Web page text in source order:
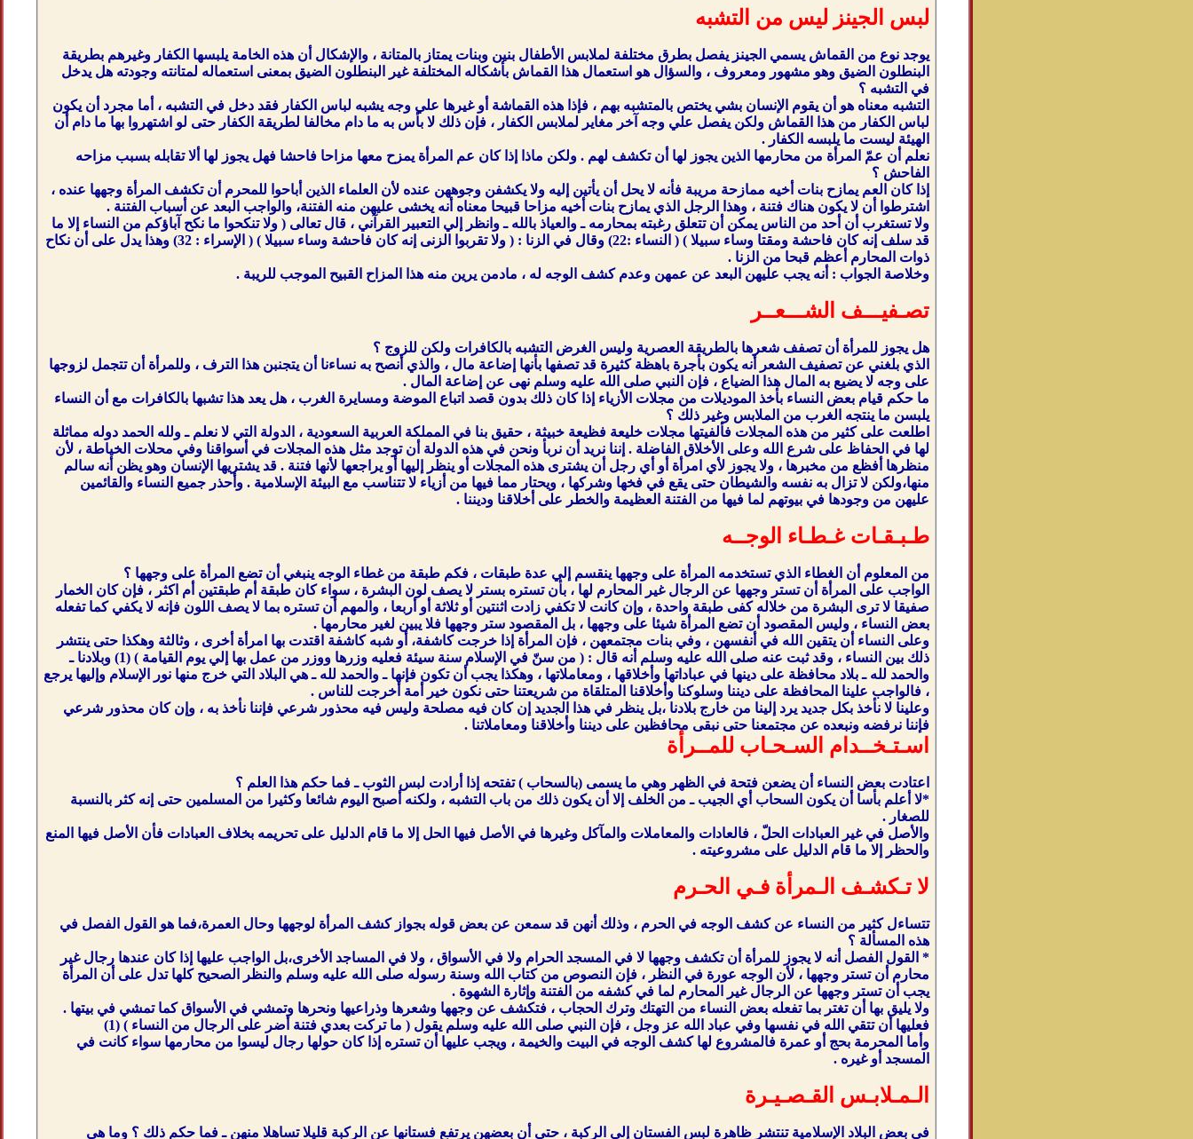
لبس الجينز ليس من التشبه
يوجد نوع من القماش يسمي الجينز يفصل بطرق مختلفة لملابس الأطفال بنين وبنات يمتاز بالمتانة ، والإشكال أن هذه الخامة يلبسها الكفار وغيرهم بطريقة
البنطلون الضيق وهو مشهور ومعروف ، والسؤال هو استعمال هذا القماش بأشكاله المختلفة غير البنطلون الضيق بمعنى استعماله لمتانته وجودته هل يدخل
في التشبه ؟
التشبه معناه هو أن يقوم الإنسان بشي يختص بالمتشبه بهم ، فإذا هذه القماشة أو غيرها علي وجه يشبه لباس الكفار فقد دخل في التشبه ، أما مجرد أن يكون
لباس الكفار من هذا القماش ولكن يفصل علي وجه آخر مغاير لملابس الكفار ، فإن ذلك لا بأس به ما دام مخالفا لطريقة الكفار حتى لو اشتهروا بها ما دام أن
الهيئة ليست ما يلبسه الكفار .
نعلم أن عمّ المرأة من محارمها الذين يجوز لها أن تكشف لهم . ولكن ماذا إذا كان عم المرأة يمزح معها مزاحا فاحشا فهل يجوز لها ألا تقابله بسبب مزاحه
الفاحش ؟
إذا كان العم يمازح بنات أخيه ممازحة مريبة فأنه لا يحل أن يأتين إليه ولا يكشفن وجوههن عنده لأن العلماء الذين أباحوا للمحرم أن تكشف المرأة وجهها عنده ،
اشترطوا أن لا يكون هناك فتنة ، وهذا الرجل الذي يمازح بنات أخيه مزاحا قبيحا معناه أنه يخشى عليهن منه الفتنة، والواجب البعد عن أسباب الفتنة .
ولا تستغرب أن أحد من الناس يمكن أن تتعلق رغبته بمحارمه ـ والعياذ بالله ـ وانظر إلي التعبير القرآني ، قال تعالى ( ولا تنكحوا ما نكح آباؤكم من النساء إلا ما
قد سلف إنه كان فاحشة ومقتا وساء سبيلا ) ( النساء :22) وقال في الزنا : ( ولا تقربوا الزنى إنه كان فاحشة وساء سبيلا ) ( الإسراء : 32) وهذا يدل على أن نكاح
ذوات المحارم أعظم قبحا من الزنا .
وخلاصة الجواب : أنه يجب عليهن البعد عن عمهن وعدم كشف الوجه له ، مادمن يرين منه هذا المزاح القبيح الموجب للريبة .
تصـفيـــف الشـــعــر
هل يجوز للمرأة أن تصفف شعرها بالطريقة العصرية وليس الغرض التشبه بالكافرات ولكن للزوج ؟
الذي بلغني عن تصفيف الشعر أنه يكون بأجرة باهظة كثيرة قد تصفها بأنها إضاعة مال ، والذي أنصح به نساءنا أن يتجنبن هذا الترف ، وللمرأة أن تتجمل لزوجها
على وجه لا يضيع به المال هذا الضياع ، فإن النبي صلى الله عليه وسلم نهى عن إضاعة المال .
ما حكم قيام بعض النساء بأخذ الموديلات من مجلات الأزياء إذا كان ذلك بدون قصد اتباع الموضة ومسايرة الغرب ، هل يعد هذا تشبها بالكافرات مع أن النساء
يلبسن ما ينتجه الغرب من الملابس وغير ذلك ؟
اطلعت على كثير من هذه المجلات فألفيتها مجلات خليعة فظيعة خبيثة ، حقيق بنا في المملكة العربية السعودية ، الدولة التي لا نعلم ـ ولله الحمد دوله مماثلة
لها في الحفاظ على شرع الله وعلى الأخلاق الفاضلة . إننا نريد أن نربأ ونحن في هذه الدولة أن توجد مثل هذه المجلات في أسواقنا وفي محلات الخياطة ، لأن
منظرها أفظع من مخبرها ، ولا يجوز لأي امرأة أو أي رجل أن يشترى هذه المجلات أو ينظر إليها أو يراجعها لأنها فتنة . قد يشتريها الإنسان وهو يظن أنه سالم
منها،ولكن لا تزال به نفسه والشيطان حتى يقع في فخها وشركها ، ويحتار مما فيها من أزياء لا تتناسب مع البيئة الإسلامية . وأحذر جميع النساء والقائمين
عليهن من وجودها في بيوتهم لما فيها من الفتنة العظيمة والخطر على أخلاقنا وديننا .
طـبـقـات غـطـاء الوجــه
من المعلوم أن الغطاء الذي تستخدمه المرأة على وجهها ينقسم إلي عدة طبقات ، فكم طبقة من غطاء الوجه ينبغي أن تضع المرأة على وجهها ؟
الواجب على المرأة أن تستر وجهها عن الرجال غير المحارم لها ، بأن تستره بستر لا يصف لون البشرة ، سواء كان طبقة أم طبقتين أم اكثر ، فإن كان الخمار
صفيقا لا ترى البشرة من خلاله كفى طبقة واحدة ، وإن كانت لا تكفي زادت اثنتين أو ثلاثة أو أربعا ، والمهم أن تستره بما لا يصف اللون فإنه لا يكفي كما تفعله
بعض النساء ، وليس المقصود أن تضع المرأة شيئا على وجهها ، بل المقصود ستر وجهها فلا يبين لغير محارمها .
وعلى النساء أن يتقين الله في أنفسهن ، وفي بنات مجتمعهن ، فإن المرأة إذا خرجت كاشفة، أو شبه كاشفة اقتدت بها امرأة أخرى ، وثالثة وهكذا حتى ينتشر
ذلك بين النساء ، وقد ثبت عنه صلى الله عليه وسلم أنه قال : ( من سنّ في الإسلام سنة سيئة فعليه وزرها ووزر من عمل بها إلي يوم القيامة ) (1) وبلادنا ـ
والحمد لله ـ بلاد محافظة على دينها في عباداتها وأخلاقها ، ومعاملاتها ، وهكذا يجب أن تكون فإنها ـ والحمد لله ـ هي البلاد التي خرج منها نور الإسلام وإليها يرجع
، فالواجب علينا المحافظة على ديننا وسلوكنا وأخلاقنا المتلقاة من شريعتنا حتى نكون خير أمة أخرجت للناس .
وعلينا لا نأخذ بكل جديد يرد إلينا من خارج بلادنا ،بل ينظر في هذا الجديد إن كان فيه مصلحة وليس فيه محذور شرعي فإننا نأخذ به ، وإن كان محذور شرعي
فإننا نرفضه ونبعده عن مجتمعنا حتى نبقى محافظين على ديننا وأخلاقنا ومعاملاتنا .
اسـتـخــدام السـحـاب للمــرأة
اعتادت بعض النساء أن يضعن فتحة في الظهر وهي ما يسمى (بالسحاب ) تفتحه إذا أرادت لبس الثوب ـ فما حكم هذا العلم ؟
*لا أعلم بأسا أن يكون السحاب أي الجيب ـ من الخلف إلا أن يكون ذلك من باب التشبه ، ولكنه أصبح اليوم شائعا وكثيرا من المسلمين حتى إنه كثر بالنسبة
للصغار .
والأصل في غير العبادات الحلّ ، فالعادات والمعاملات والمآكل وغيرها في الأصل فيها الحل إلا ما قام الدليل على تحريمه بخلاف العبادات فأن الأصل فيها المنع
والحظر إلا ما قام الدليل على مشروعيته .
لا تـكشـف الـمرأة فـي الحـرم
تتساءل كثير من النساء عن كشف الوجه في الحرم ، وذلك أنهن قد سمعن عن بعض قوله بجواز كشف المرأة لوجهها وحال العمرة،فما هو القول الفصل في
هذه المسألة ؟
* القول الفصل أنه لا يجوز للمرأة أن تكشف وجهها لا في المسجد الحرام ولا في الأسواق ، ولا في المساجد الأخرى،بل الواجب عليها إذا كان عندها رجال غير
محارم أن تستر وجهها ، لأن الوجه عورة في النظر ، فإن النصوص من كتاب الله وسنة رسوله صلى الله عليه وسلم والنظر الصحيح كلها تدل على أن المرأة
يجب أن تستر وجهها عن الرجال غير المحارم لما في كشفه من الفتنة وإثارة الشهوة .
ولا يليق بها أن تغتر بما تفعله بعض النساء من التهتك وترك الحجاب ، فتكشف عن وجهها وشعرها وذراعيها ونحرها وتمشي في الأسواق كما تمشي في بيتها .
فعليها أن تتقي الله في نفسها وفي عباد الله عز وجل ، فإن النبي صلى الله عليه وسلم يقول ( ما تركت بعدي فتنة أضر على الرجال من النساء ) (1)
وأما المحرمة بحج أو عمرة فالمشروع لها كشف الوجه في البيت والخيمة ، ويجب عليها أن تستره إذا كان حولها رجال ليسوا من محارمها سواء كانت في
المسجد أو غيره .
الـمـلابـس القـصـيـرة
في بعض البلاد الإسلامية تنتشر ظاهرة لبس الفستان إلي الركبة ، حتى أن بعضهن يرتفع فستانها عن الركبة قليلا تساهلا منهن ـ فما حكم ذلك ؟ وما هي